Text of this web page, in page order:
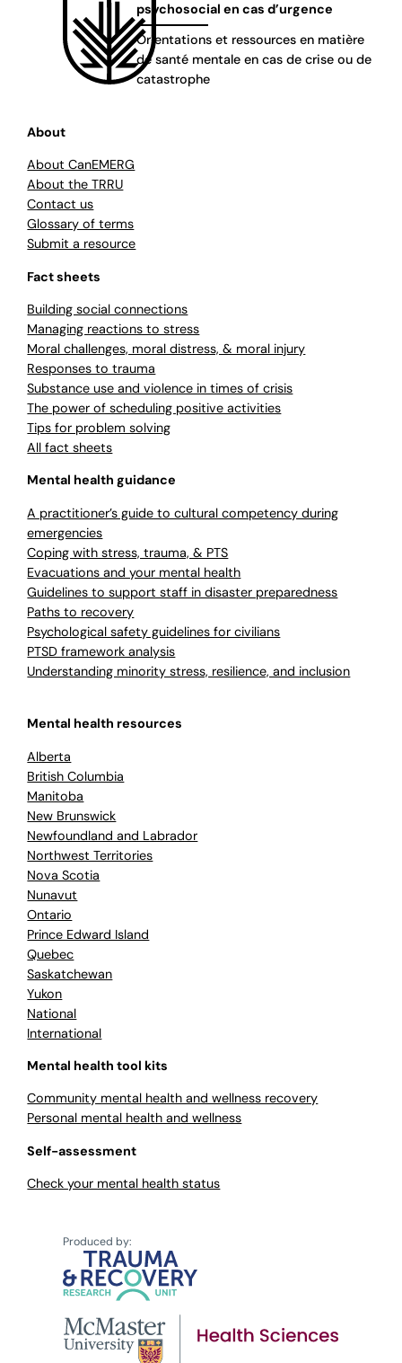
About
About CanEMERG
About the TRRU
Contact us
Glossary of terms
Submit a resource
Fact sheets
Building social connections
Managing reactions to stress
Moral challenges, moral distress, & moral injury
Responses to trauma
Substance use and violence in times of crisis
The power of scheduling positive activities
Tips for problem solving
All fact sheets
Mental health guidance
A practitioner’s guide to cultural competency during
emergencies
Coping with stress, trauma, & PTS
Evacuations and your mental health
Guidelines to support staff in disaster preparedness
Paths to recovery
Psychological safety guidelines for civilians
PTSD framework analysis
Understanding minority stress, resilience, and inclusion
Mental health resources
Alberta
British Columbia
Manitoba
New Brunswick
Newfoundland and Labrador
Northwest Territories
Nova Scotia
Nunavut
Ontario
Prince Edward Island
Quebec
Saskatchewan
Yukon
National
International
Mental health tool kits
Community mental health and wellness recovery
Personal mental health and wellness
Self-assessment
Check your mental health status
psychosocial en cas d’urgence
Orientations et ressources en matière
de santé mentale en cas de crise ou de
catastrophe
Produced by: